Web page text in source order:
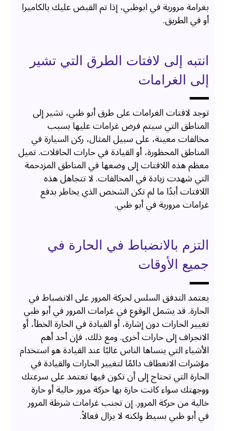
بغرامة مرورية في ابوظبي، إذا تم القبض عليك بالكاميرا
أو في الطريق.
انتبه إلى لافتات الطرق التي تشير
إلى الغرامات
توجد لافتات الغرامات على طرق أبو ظبي، تشير إلى
المناطق التي سيتم فرض غرامات عليها بسبب
مخالفات معينة، على سبيل المثال، ركن السيارة في
المناطق المحظورة، أو القيادة في حارات الحافلات. تميل
معظم هذه اللافتات إلى وضعها في المناطق المزدحمة
التي شهدت زيادة في المخالفات. لا تتجاهل هذه
اللافتات أبدًا ما لم تكن الشخص الذي يخاطر بدفع
غرامات مرورية في أبو ظبي.
التزم بالانضباط في الحارة في
جميع الأوقات
يعتمد التدفق السلس لحركة المرور على الانضباط في
الحارة. قد يشمل الوقوع في غرامات المرور في أبو ظبي
تغيير الحارات دون إشارة، أو القيادة في الحارة الخطأ، أو
الانجراف إلى حارات أخرى. ومع ذلك، فإن أحد أهم
الأشياء التي ينساها الناس غالبًا عند القيادة هو استخدام
مؤشرات الانعطاف دائمًا لتغيير الحارات والقيادة في
الحارة التي تحتاج إلى أن تكون فيها تعتمد على سرعتك
ووجهتك سواء كانت حارة بها حركة مرور حالية أو حارة
خالية من حركة المرور. إن تجنب غرامات شرطة المرور
في أبو ظبي بسيط ولكنه لا يزال فعالاً.